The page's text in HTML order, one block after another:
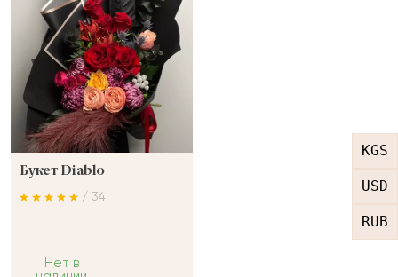
KGS
USD
RUB
Букет Diablo
/ 34
Нет в